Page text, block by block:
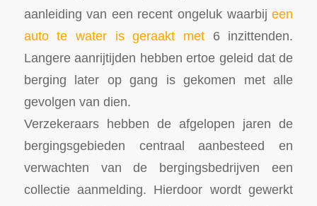
aanleiding van een recent ongeluk waarbijeen
auto te water is geraakt met 6 inzittenden.
Langere aanrijtijden hebben ertoe geleid dat de
berging later op gang is gekomen met alle
gevolgen van dien.
Verzekeraars hebben de afgelopen jaren de
bergingsgebieden centraal aanbesteed en
verwachten van de bergingsbedrijven een
collectie aanmelding. Hierdoor wordt gewerkt